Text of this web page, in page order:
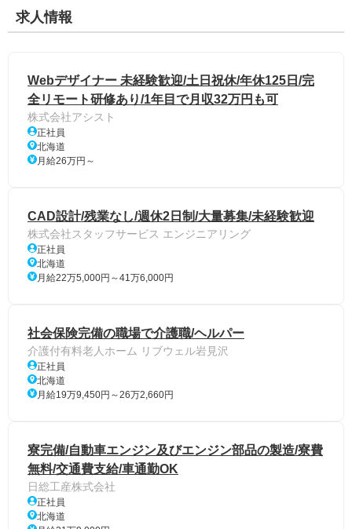
求人情報
Webデザイナー 未経験歓迎/土日祝休/年休125日/完
全リモート研修あり/1年目で月収32万円も可
株式会社アシスト
正社員
北海道
月給26万円～
CAD設計/残業なし/週休2日制/大量募集/未経験歓迎
株式会社スタッフサービス エンジニアリング
正社員
北海道
月給22万5,000円～41万6,000円
社会保険完備の職場で介護職/ヘルパー
介護付有料老人ホーム リブウェル岩見沢
正社員
北海道
月給19万9,450円～26万2,660円
寮完備/自動車エンジン及びエンジン部品の製造/寮費
無料/交通費支給/車通勤OK
日総工産株式会社
正社員
北海道